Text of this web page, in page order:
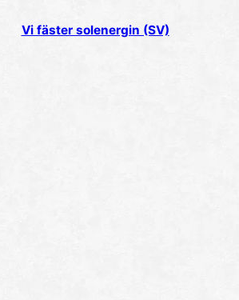
Vi fäster solenergin (SV)